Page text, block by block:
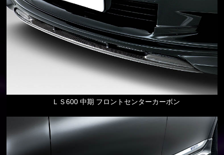
ＬＳ600 中期 フロントセンターカーボン